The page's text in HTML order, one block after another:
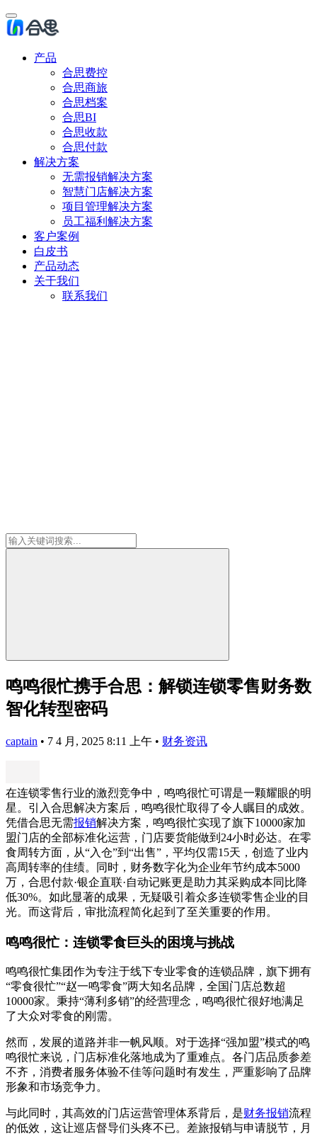
产品
合思费控
合思商旅
合思档案
合思BI
合思收款
合思付款
解决方案
无需报销解决方案
智慧门店解决方案
项目管理解决方案
员工福利解决方案
客户案例
白皮书
产品动态
关于我们
联系我们
鸣鸣很忙携手合思：解锁连锁零售财务数
智化转型密码
captain • 7 4 月, 2025 8:11 上午 • 财务资讯
在连锁零售行业的激烈竞争中，鸣鸣很忙可谓是一颗耀眼的明
星。引入合思解决方案后，鸣鸣很忙取得了令人瞩目的成效。
凭借合思无需报销解决方案，鸣鸣很忙实现了旗下10000家加
盟门店的全部标准化运营，门店要货能做到24小时必达。在零
食周转方面，从“入仓”到“出售”，平均仅需15天，创造了业内
高周转率的佳绩。同时，财务数字化为企业年节约成本5000
万，合思付款·银企直联·自动记账更是助力其采购成本同比降
低30%。如此显著的成果，无疑吸引着众多连锁零售企业的目
光。而这背后，审批流程简化起到了至关重要的作用。
鸣鸣很忙：连锁零食巨头的困境与挑战
鸣鸣很忙集团作为专注于线下专业零食的连锁品牌，旗下拥有
“零食很忙”“赵一鸣零食”两大知名品牌，全国门店总数超
10000家。秉持“薄利多销”的经营理念，鸣鸣很忙很好地满足
了大众对零食的刚需。
然而，发展的道路并非一帆风顺。对于选择“强加盟”模式的鸣
鸣很忙来说，门店标准化落地成为了重难点。各门店品质参差
不齐，消费者服务体验不佳等问题时有发生，严重影响了品牌
形象和市场竞争力。
与此同时，其高效的门店运营管理体系背后，是财务报销流程
的低效，这让巡店督导们头疼不已。差旅报销与申请脱节，月